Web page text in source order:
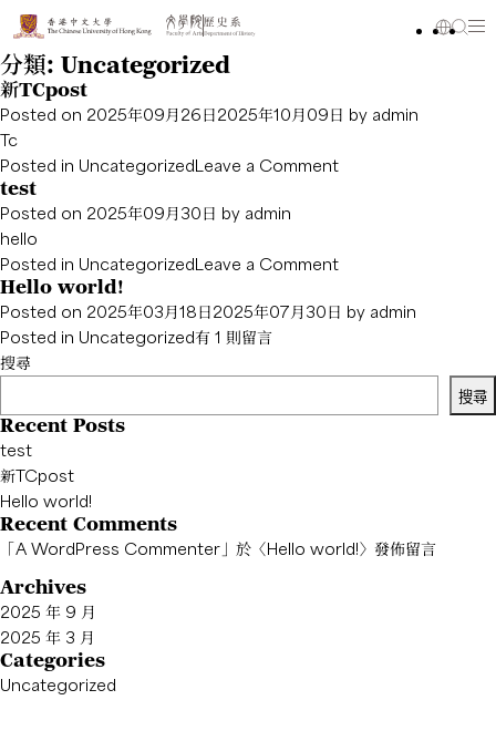
分類: Uncategorized
新TCpost
Posted on 2025年09月26日2025年10月09日 by admin
Tc
Posted in UncategorizedLeave a Commenton
test
Posted on 2025年09月30日 by admin
hello
Posted in UncategorizedLeave a Commenton
Hello world!
Posted on 2025年03月18日2025年07月30日 by admin
Posted in Uncategorized在
中
有 1 則留言
搜尋
搜尋
Recent Posts
test
新TCpost
Hello world!
Recent Comments
「A WordPress Commenter 」於〈Hello world!〉發佈留言
Archives
2025 年 9 月
2025 年 3 月
Categories
Uncategorized